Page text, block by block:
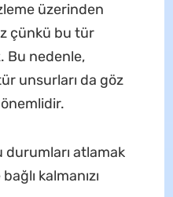
üzerinden
çünkü bu tür
Bu nedenle,
unsurları da göz
durumları atlamak
kalmanızı